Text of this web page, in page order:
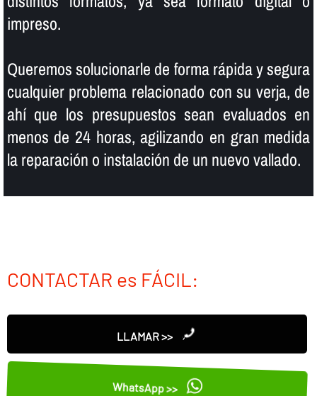
impreso.
Queremos solucionarle de forma rápida y segura
cualquier problema relacionado con su verja, de
ahí­ que los presupuestos sean evaluados en
menos de 24 horas, agilizando en gran medida
la reparación o instalación de un nuevo vallado.
CONTACTAR es FÁCIL:
LLAMAR >>
WhatsApp >>